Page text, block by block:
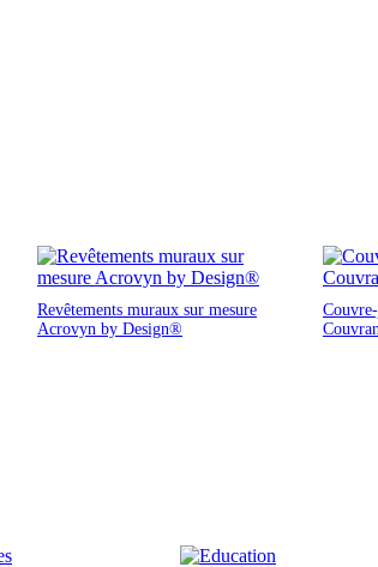
Revêtements muraux sur mesure
Acrovyn by Design®